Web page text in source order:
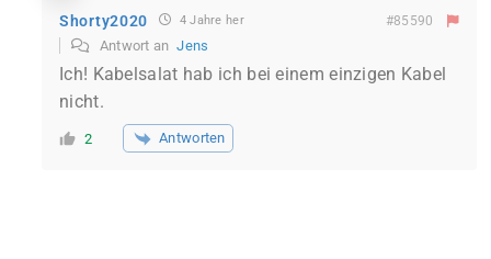
Shorty2020 4 Jahre her #85590
Antwort anJens
Ich! Kabelsalat hab ich bei einem einzigen Kabel
nicht.
2 Antworten